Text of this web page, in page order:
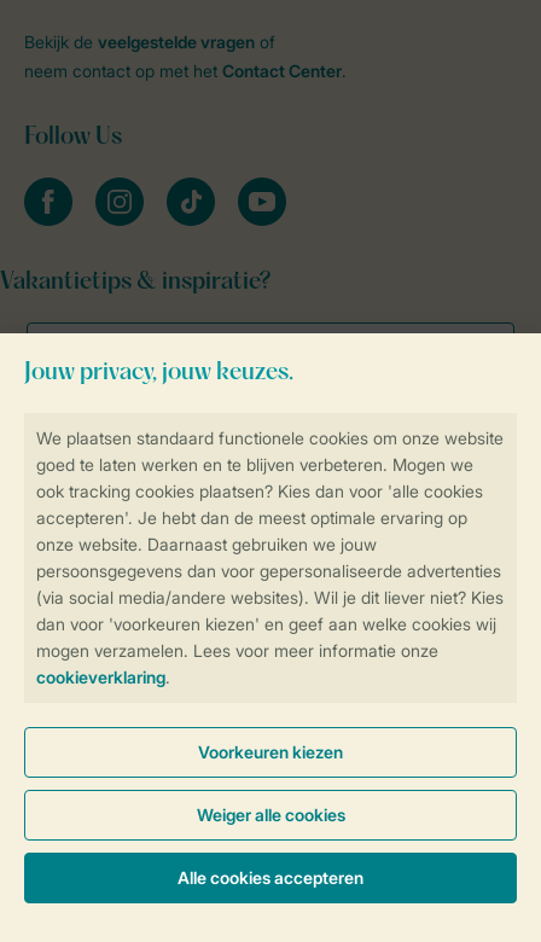
Controle over jouw gegevens &
Instellingen wijzigen
Veilig en snel online boeken
Veilige gegevensoverdracht
Veilige betaling
Bekijk de veelgestelde vragen of
neem contact op met het Contact Center.
Follow Us
facebookinstagramtiktok youtube
Vakantietips & inspiratie?
Algemene Voorwaarden Privacy Notice
Cookies en banners
Toegankelijkheid © 2026 Landal